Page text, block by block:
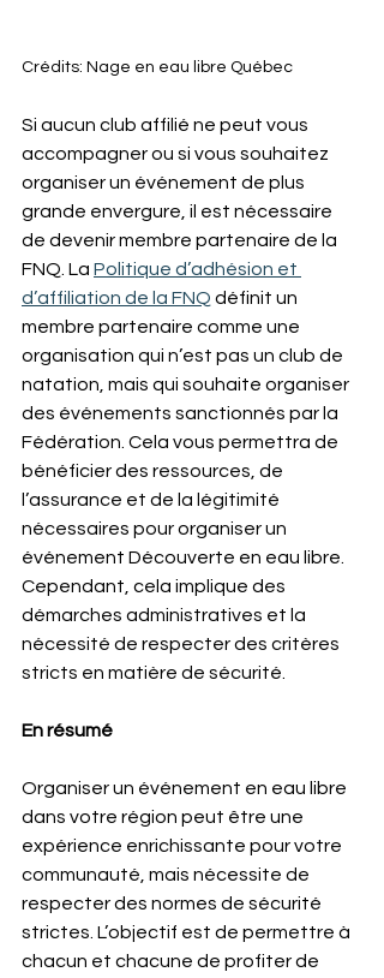
Crédits: Nage en eau libre Québec
Si aucun club affilié ne peut vous
accompagner ou si vous souhaitez
organiser un événement de plus
grande envergure, il est nécessaire
de devenir membre partenaire de la
FNQ. La Politique d’adhésion et
d’affiliation de la FNQ définit un
membre partenaire comme une
organisation qui n’est pas un club de
natation, mais qui souhaite organiser
des événements sanctionnés par la
Fédération. Cela vous permettra de
bénéficier des ressources, de
l’assurance et de la légitimité
nécessaires pour organiser un
événement Découverte en eau libre.
Cependant, cela implique des
démarches administratives et la
nécessité de respecter des critères
stricts en matière de sécurité.
En résumé
Organiser un événement en eau libre
dans votre région peut être une
expérience enrichissante pour votre
communauté, mais nécessite de
respecter des normes de sécurité
strictes. L’objectif est de permettre à
chacun et chacune de profiter de